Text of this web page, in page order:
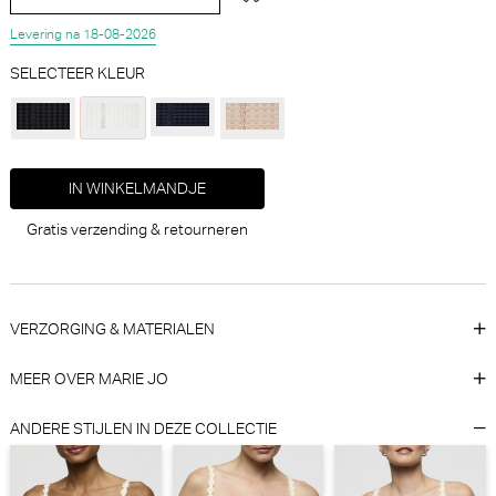
set - Triangel (Caramel Stripe)
Beachlife
(Fuchsia Fiesta)
Vamp Maxidress Beachwear -
Polo Ralph Lauren Slip Slip
Levering na 18-08-2026
SELECTEER KLEUR
IN WINKELMANDJE
Gratis verzending & retourneren
VERZORGING & MATERIALEN
MEER OVER MARIE JO
ANDERE STIJLEN IN DEZE COLLECTIE